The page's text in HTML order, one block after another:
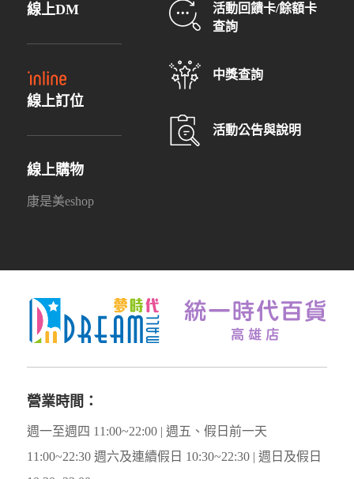
線上DM
線上訂位
線上購物
康是美eshop
活動回饋卡/餘額卡
查詢
中獎查詢
活動公告與說明
營業時間：
週一至週四 11:00~22:00 | 週五、假日前一天
11:00~22:30 週六及連續假日 10:30~22:30 | 週日及假日